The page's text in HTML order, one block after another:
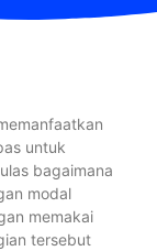
untuk
bagaimana
modal
memakai
tersebut